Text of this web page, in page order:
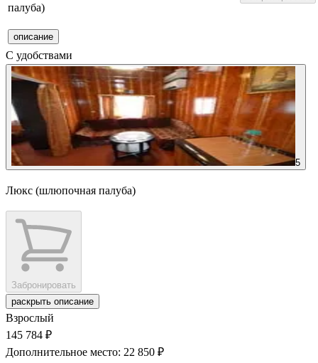
палуба)
описание
С удобствами
5
Люкс (шлюпочная палуба)
Забронировать
раскрыть описание
Взрослый
145 784 ₽
Дополнительное место: 22 850 ₽